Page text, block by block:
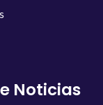
Noticias